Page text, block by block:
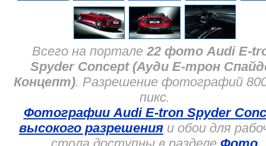
Всего на портале22 фото Audi E-
Spyder Concept (Ауди Е-трон
Концепт). Разрешение фотографий
пикс.
Фотографии Audi E-tron Spyder
высокого разрешения и обои для